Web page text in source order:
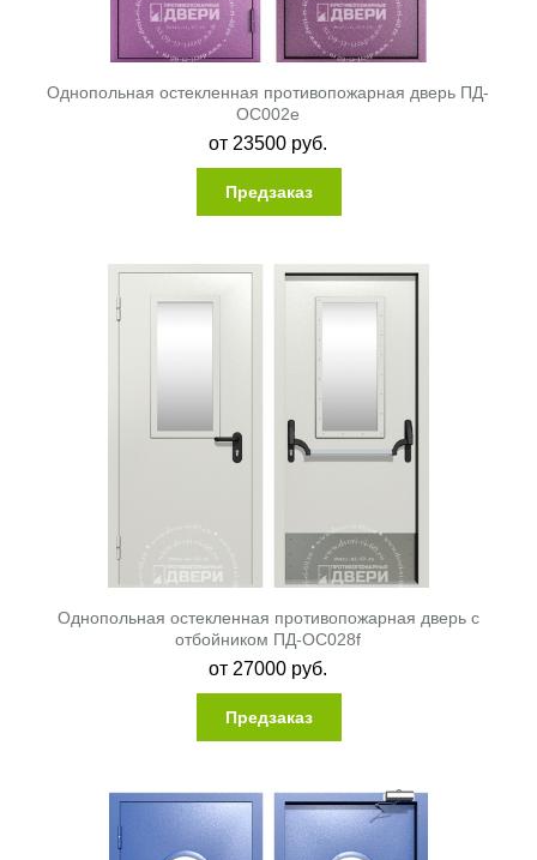
Однопольная остекленная противопожарная дверь ПД-
ОС002e
от 23500 руб.
Предзаказ
Однопольная остекленная противопожарная дверь с
отбойником ПД-ОС028f
от 27000 руб.
Предзаказ